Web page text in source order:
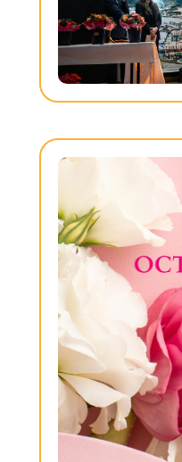
JULIE
2026
LIRE LA SUITE